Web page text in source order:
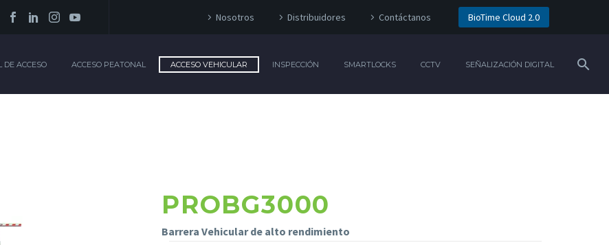
Nosotros Distribuidores Contáctanos BioTime Cloud 2.0
DE ACCESO ACCESO PEATONAL ACCESO VEHICULAR INSPECCIÓN SMARTLOCKS CCTV SEÑALIZACIÓN DIGITAL
PROBG3000
Barrera Vehicular de alto rendimiento